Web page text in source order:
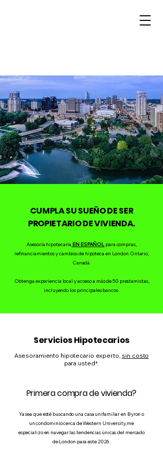
CUMPLA SU SUEÑO DE SER
PROPIETARIO DE VIVIENDA.
Asesoría hipotecaria EN ESPAÑOL para compras,
refinanciamientos y cambios de hipoteca en London Ontario,
Canadá.
Obtenga experiencia local y acceso a más de 50 prestamistas,
incluyendo los principales bancos.
Servicios Hipotecarios
Asesoramiento hipotecario experto, sin costo
para usted*.
Primera compra de vivienda?
Ya sea que esté buscando una casa unifamiliar en Byron o
un condominio cerca de Western University, me
especializo en navegar las tendencias únicas del mercado
de London para este 2026.